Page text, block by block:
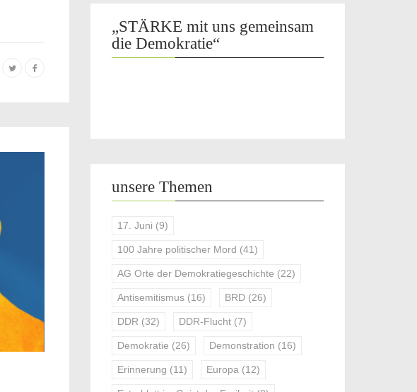
„STÄRKE mit uns gemeinsam
die Demokratie“
unsere Themen
17. Juni (9)
100 Jahre politischer Mord (41)
AG Orte der Demokratiegeschichte (22)
Antisemitismus (16) BRD (26)
DDR (32) DDR-Flucht (7)
Demokratie (26) Demonstration (16)
Erinnerung (11) Europa (12)